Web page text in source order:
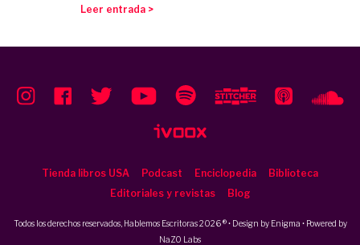
Leer entrada >
Tienda libros USA Podcast Enciclopedia
Biblioteca
Editoriales y revistas
Blog
Todos los derechos reservados, Hablemos Escritoras 2026 ® • Design by Enigma • Powered by
NaZO Labs